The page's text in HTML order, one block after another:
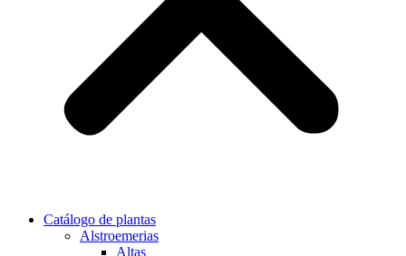
Catálogo de plantas
Alstroemerias
Altas